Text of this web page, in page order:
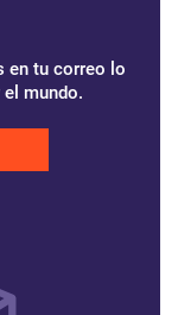
en tu correo lo
mundo.